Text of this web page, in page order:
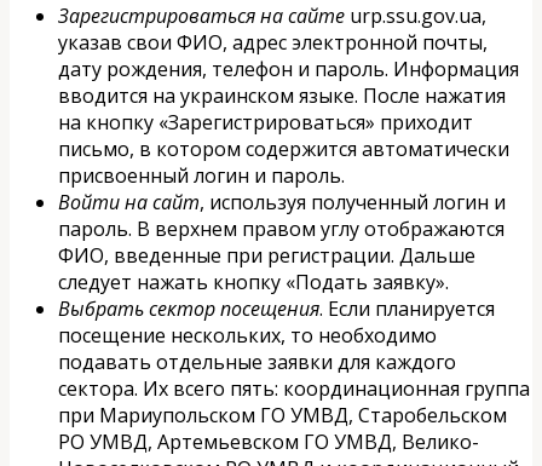
Зарегистрироваться на сайте urp.ssu.gov.ua,
указав свои ФИО, адрес электронной почты,
дату рождения, телефон и пароль. Информация
вводится на украинском языке. После нажатия
на кнопку «Зарегистрироваться» приходит
письмо, в котором содержится автоматически
присвоенный логин и пароль.
Войти на сайт, используя полученный логин и
пароль. В верхнем правом углу отображаются
ФИО, введенные при регистрации. Дальше
следует нажать кнопку «Подать заявку».
Выбрать сектор посещения. Если планируется
посещение нескольких, то необходимо
подавать отдельные заявки для каждого
сектора. Их всего пять: координационная группа
при Мариупольском ГО УМВД, Старобельском
РО УМВД, Артемьевском ГО УМВД, Велико-